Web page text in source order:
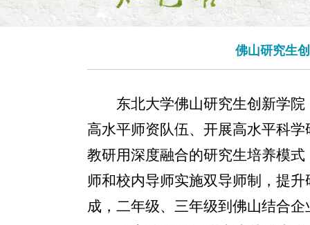
佛山研究生
东北大学佛山研究生创新学
高水平师资队伍、开展高水平科
教研用深度融合的研究生培养模
师和校内导师实施双导师制，提
成，二年级、三年级到佛山结合